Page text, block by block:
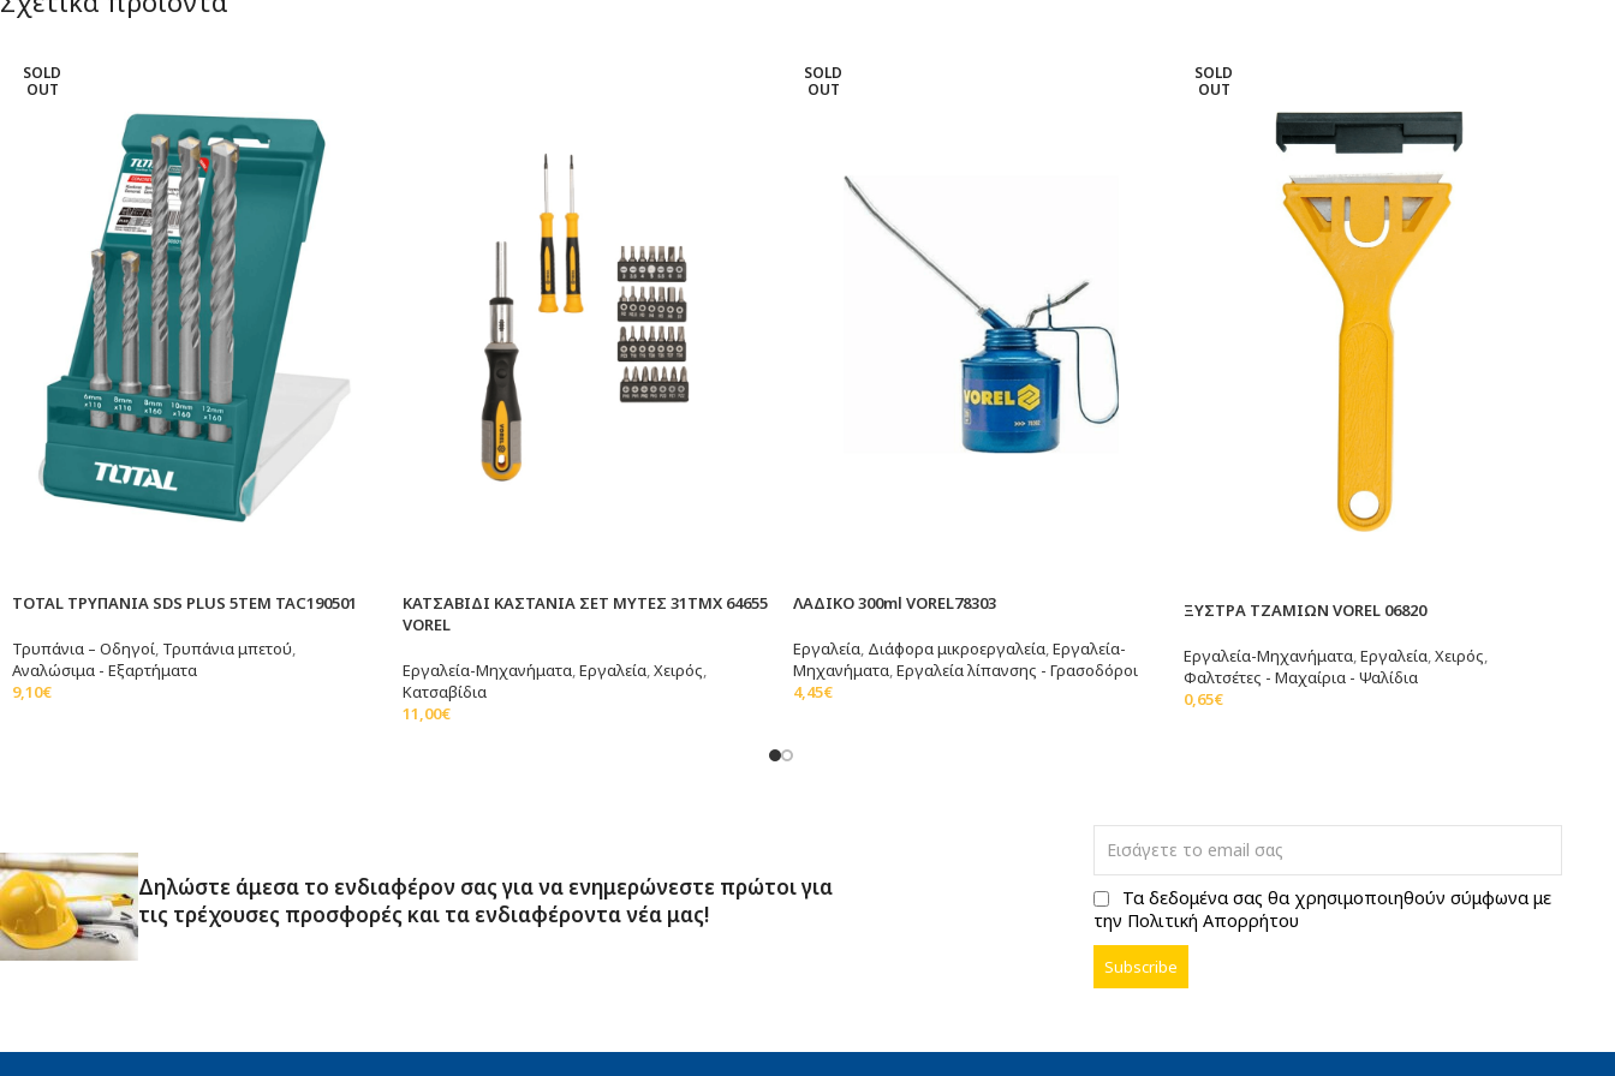
SOLD
OUT
TOTAL ΤΡΥΠΑΝΙΑ SDS PLUS 5TEM TAC190501
Τρυπάνια – Οδηγοί, Τρυπάνια μπετού,
Αναλώσιμα - Εξαρτήματα
9,10€
ΚΑΤΣΑΒΙΔΙ ΚΑΣΤΑΝΙΑ ΣΕΤ ΜΥΤΕΣ 31ΤΜΧ 64655
VOREL
Εργαλεία-Μηχανήματα,Εργαλεία,Χειρός,
Κατσαβίδια
11,00€
SOLD
OUT
ΛΑΔΙΚΟ 300ml VOREL78303
Εργαλεία, Διάφορα μικροεργαλεία,Εργαλεία-
Μηχανήματα,Εργαλεία λίπανσης - Γρασοδόροι
4,45€
SOLD
OUT
ΞΥΣΤΡΑ ΤΖΑΜΙΩΝ VOREL 06820
Εργαλεία-Μηχανήματα,Εργαλεία,Χειρός,
Φαλτσέτες - Μαχαίρια - Ψαλίδια
0,65€
Δηλώστε άμεσα το ενδιαφέρον σας για να ενημερώνεστε πρώτοι για
τις τρέχουσες προσφορές και τα ενδιαφέροντα νέα μας!
Τα δεδομένα σας θα χρησιμοποιηθούν σύμφωνα με
την Πολιτική Απορρήτου